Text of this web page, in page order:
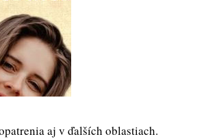
aj v ďalších oblastiach.